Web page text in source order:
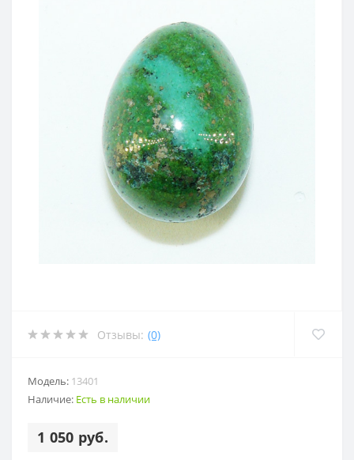
Отзывы: (0)
Модель: 13401
Наличие: Есть в наличии
1 050 руб.